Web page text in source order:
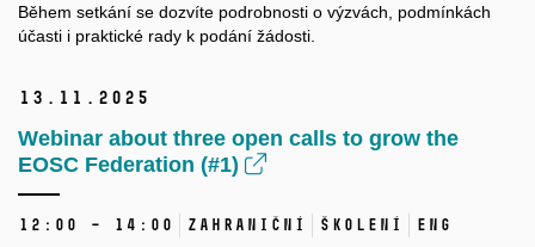
Během setkání se dozvíte podrobnosti o výzvách, podmínkách
účasti i praktické rady k podání žádosti.
13. 11. 2025
Webinar about three open calls to grow the
EOSC Federation (#1)
12:00 – 14:00 Zahraniční Školení ENG